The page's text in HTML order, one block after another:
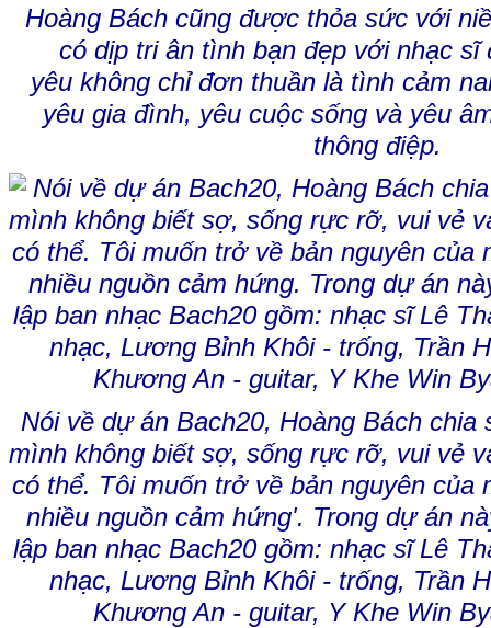
Hoàng Bách cũng được thỏa sức với
có dịp tri ân tình bạn đẹp với nhạc sĩ
yêu không chỉ đơn thuần là tình cảm
yêu gia đình, yêu cuộc sống và yêu
thông điệp.
Nói về dự án Bach20, Hoàng Bách chia
mình không biết sợ, sống rực rỡ, vui vẻ
có thể. Tôi muốn trở về bản nguyên của
nhiều nguồn cảm hứng'. Trong dự án
lập ban nhạc Bach20 gồm: nhạc sĩ Lê
nhạc, Lương Bỉnh Khôi - trống, Trần
Khương An - guitar, Y Khe Win